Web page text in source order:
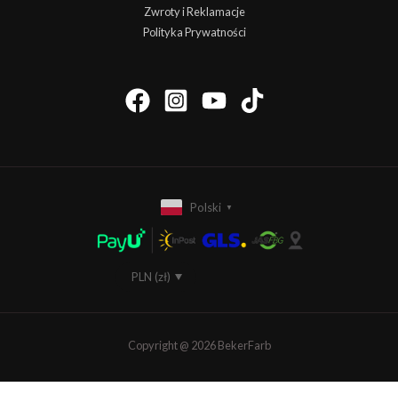
Zwroty i Reklamacje
Polityka Prywatności
Polski ▼
PLN (zł)
Copyright @ 2026 BekerFarb